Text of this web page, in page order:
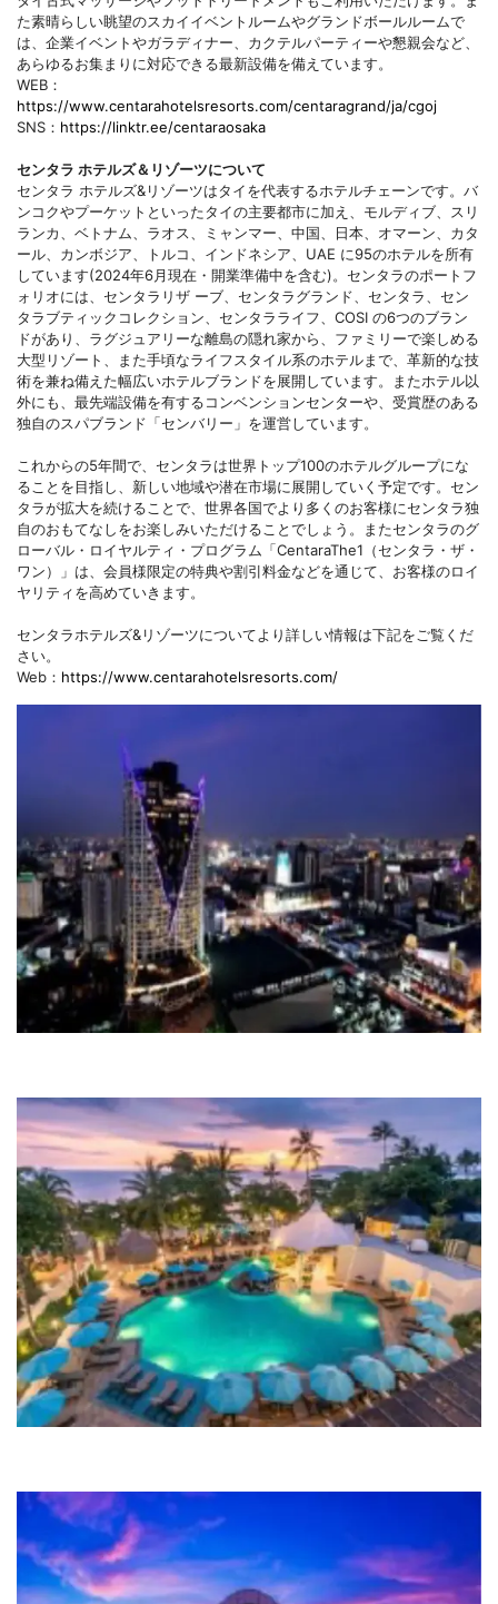
た素晴らしい眺望のスカイイベントルームやグランドボールルームで
は、企業イベントやガラディナー、カクテルパーティーや懇親会など、
あらゆるお集まりに対応できる最新設備を備えています。
WEB：
https://www.centarahotelsresorts.com/centaragrand/ja/cgoj
SNS： https://linktr.ee/centaraosaka
センタラ ホテルズ＆リゾーツについて
センタラ ホテルズ&リゾーツはタイを代表するホテルチェーンです。バ
ンコクやプーケットといったタイの主要都市に加え、モルディブ、スリ
ランカ、ベトナム、ラオス、ミャンマー、中国、日本、オマーン、カタ
ール、カンボジア、トルコ、インドネシア、UAE に95のホテルを所有
しています(2024年6月現在・開業準備中を含む)。センタラのポートフ
ォリオには、センタラリザ ーブ、センタラグランド、センタラ、セン
タラブティックコレクション、センタラライフ、COSI の6つのブラン
ドがあり、ラグジュアリーな離島の隠れ家から、ファミリーで楽しめる
大型リゾート、また手頃なライフスタイル系のホテルまで、革新的な技
術を兼ね備えた幅広いホテルブランドを展開しています。またホテル以
外にも、最先端設備を有するコンベンションセンターや、受賞歴のある
独自のスパブランド「センバリー」を運営しています。
これからの5年間で、センタラは世界トップ100のホテルグループにな
ることを目指し、新しい地域や潜在市場に展開していく予定です。セン
タラが拡大を続けることで、世界各国でより多くのお客様にセンタラ独
自のおもてなしをお楽しみいただけることでしょう。またセンタラのグ
ローバル・ロイヤルティ・プログラム「CentaraThe1（センタラ・ザ・
ワン）」は、会員様限定の特典や割引料金などを通じて、お客様のロイ
ヤリティを高めていきます。
センタラホテルズ&リゾーツについてより詳しい情報は下記をご覧くだ
さい。
Web： https://www.centarahotelsresorts.com/